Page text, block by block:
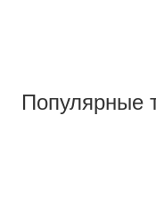
Популярные